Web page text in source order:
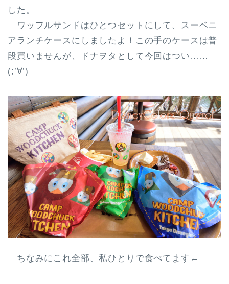
した。
ワッフルサンドはひとつセットにして、スーベニ
アランチケースにしましたよ！この手のケースは普
段買いませんが、ドナヲタとして今回はつい……
(;’∀’)
ちなみにこれ全部、私ひとりで食べてます←